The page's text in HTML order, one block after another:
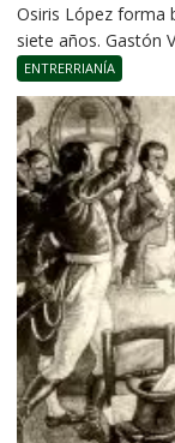
Osiris López forma
siete años. Gastón
ENTRERRIANÍA